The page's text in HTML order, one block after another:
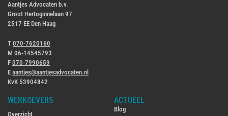
Aantjes Advocaten b.v.
Groot Hertoginnelaan 97
2517 EE Den Haag
T 070-7620160
M 06-14545793
F 070-7990659
E aantjes@aantjesadvocaten.nl
KvK 53904842
WERKGEVERS
Overzicht
ACTUEEL
Blog